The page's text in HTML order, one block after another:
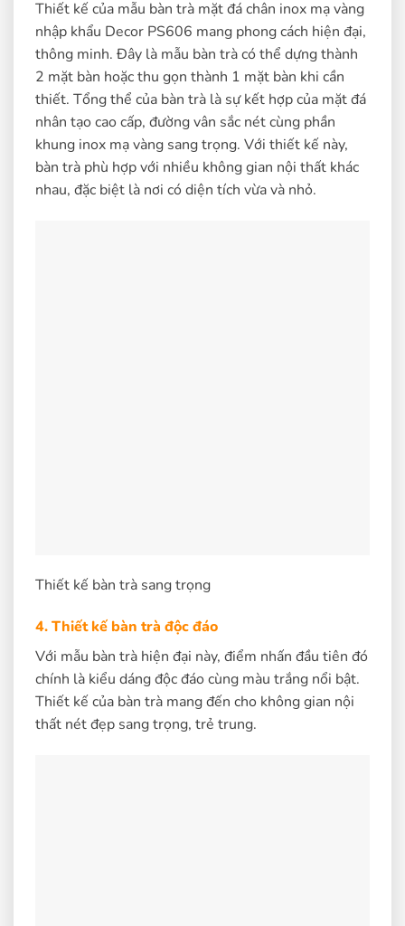
Thiết kế của mẫu bàn trà mặt đá chân inox mạ vàng
nhập khẩu Decor PS606 mang phong cách hiện đại,
thông minh. Đây là mẫu bàn trà có thể dựng thành
2 mặt bàn hoặc thu gọn thành 1 mặt bàn khi cần
thiết. Tổng thể của bàn trà là sự kết hợp của mặt đá
nhân tạo cao cấp, đường vân sắc nét cùng phần
khung inox mạ vàng sang trọng. Với thiết kế này,
bàn trà phù hợp với nhiều không gian nội thất khác
nhau, đặc biệt là nơi có diện tích vừa và nhỏ.
Thiết kế bàn trà sang trọng
4. Thiết kế bàn trà độc đáo
Với mẫu bàn trà hiện đại này, điểm nhấn đầu tiên đó
chính là kiểu dáng độc đáo cùng màu trắng nổi bật.
Thiết kế của bàn trà mang đến cho không gian nội
thất nét đẹp sang trọng, trẻ trung.